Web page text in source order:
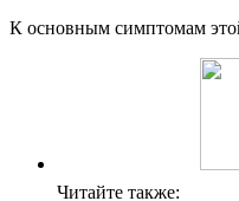
К основным симптомам
Читайте также: